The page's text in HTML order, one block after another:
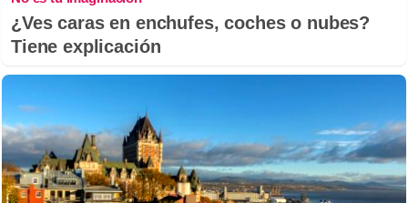
¿Ves caras en enchufes, coches o nubes?
Tiene explicación